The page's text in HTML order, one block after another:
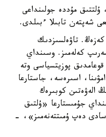
مۇددە جولىنداعى
شەپتەن تابىلا ءبىلدى.
تاۋەلسىزدىك
كەلەمىز. وسىنداي
قوعامدىق پوزيتسياسى وتە
اسىرەسە، جاستارعا
الەۋەتىن كوبىرەك
جۇمىستارعا «ۇلتىق
دەپ ۇمىتتەنەمىز»، -